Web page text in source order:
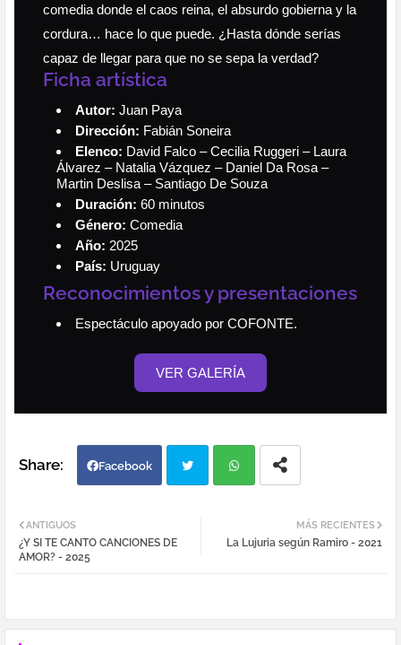
comedia donde el caos reina, el absurdo gobierna y la
cordura… hace lo que puede. ¿Hasta dónde serías
capaz de llegar para que no se sepa la verdad?
Ficha artística
Autor: Juan Paya
Dirección: Fabián Soneira
Elenco: David Falco – Cecilia Ruggeri – Laura
Álvarez – Natalia Vázquez – Daniel Da Rosa –
Martin Deslisa – Santiago De Souza
Duración: 60 minutos
Género: Comedia
Año: 2025
País: Uruguay
Reconocimientos y presentaciones
Espectáculo apoyado por COFONTE.
VER GALERÍA
Facebook
atsa
MÁS RECIENTES
La Lujuria según Ramiro - 2021
ANTIGUOS
¿Y SI TE CANTO CANCIONES DE
AMOR? - 2025